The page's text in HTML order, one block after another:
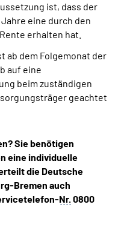
ist, dass der
eine durch den
erhalten hat.
ab dem Folgemonat der
auf eine
beim zuständigen
geachtet
Sie benötigen
eine individuelle
die Deutsche
Bremen auch
Nr.0800